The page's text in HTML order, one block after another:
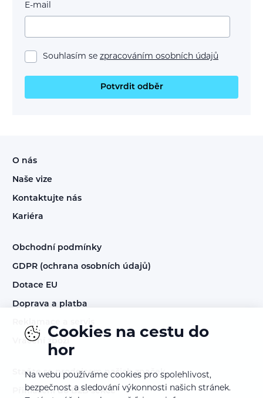
E-mail
Souhlasím se zpracováním osobních údajů
Potvrdit odběr
O nás
Naše vize
Kontaktujte nás
Kariéra
Obchodní podmínky
GDPR (ochrana osobních údajů)
Dotace EU
Doprava a platba
Reklamace a servis
Vrácení zboží
Staňte se prodejcem našich značek
Přihlášení do B2B sekce
Cookies na cestu do
hor
Na webu používáme cookies pro spolehlivost,
bezpečnost a sledování výkonnosti našich stránek.